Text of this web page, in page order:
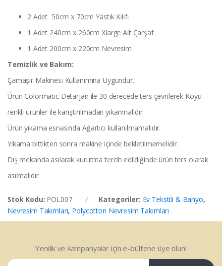
2 Adet 50cm x 70cm Yastık Kılıfı
1 Adet 240cm x 260cm Xlarge Alt Çarşaf
1 Adet 200cm x 220cm Nevresim
Temizlik ve Bakım:
Çamaşır Makinesi Kullanımına Uygundur.
Ürün Colormatic Detarjan ile 30 derecede ters çevrilerek Koyu
renkli ürünler ile karıştırılmadan yıkanmalıdır.
Ürün yıkama esnasında Ağartıcı kullanılmamalıdır.
Yıkama bittikten sonra makine içinde bekletilmemelidir.
Dış mekanda asılarak kurutma tercih edildiğinde ürün ters olarak
asılmalıdır.
Stok Kodu: POL007 Kategoriler: Ev Tekstili & Banyo,
Nevresim Takımları, Polycotton Nevresim Takımları
Yenilik ve kampanyalar için e-bültene üye olun!